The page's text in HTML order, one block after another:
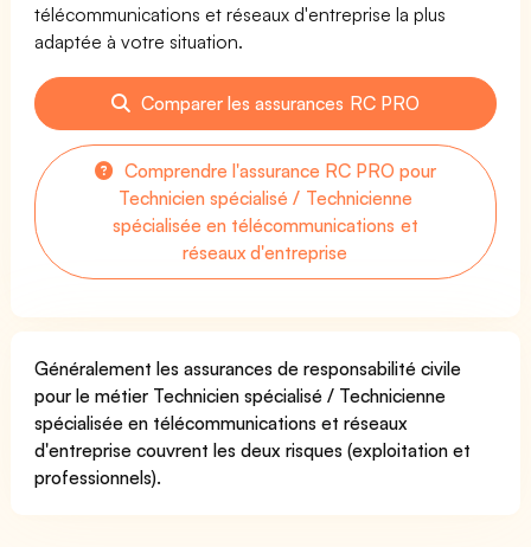
télécommunications et réseaux d'entreprise la plus
adaptée à votre situation.
Comparer les assurances RC PRO
Comprendre l'assurance RC PRO pour
Technicien spécialisé / Technicienne
spécialisée en télécommunications et
réseaux d'entreprise
Généralement les assurances de responsabilité civile
pour le métier Technicien spécialisé / Technicienne
spécialisée en télécommunications et réseaux
d'entreprise couvrent les deux risques (exploitation et
professionnels).